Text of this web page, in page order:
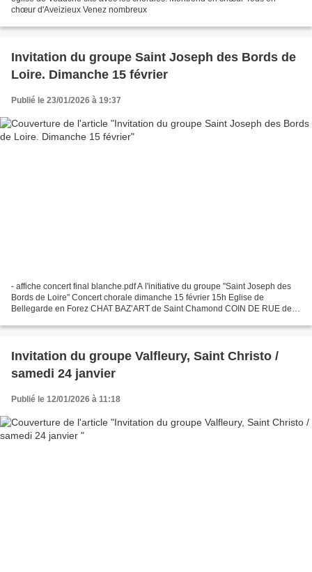
chœur d'Aveizieux Venez nombreux
Invitation du groupe Saint Joseph des Bords de
Loire. Dimanche 15 février
Publié le 23/01/2026 à 19:37
- affiche concert final blanche.pdf A l'initiative du groupe "Saint Joseph des
Bords de Loire" Concert chorale dimanche 15 février 15h Eglise de
Bellegarde en Forez CHAT BAZ’ART de Saint Chamond COIN DE RUE de
Invitation du groupe Valfleury, Saint Christo /
samedi 24 janvier
Publié le 12/01/2026 à 11:18